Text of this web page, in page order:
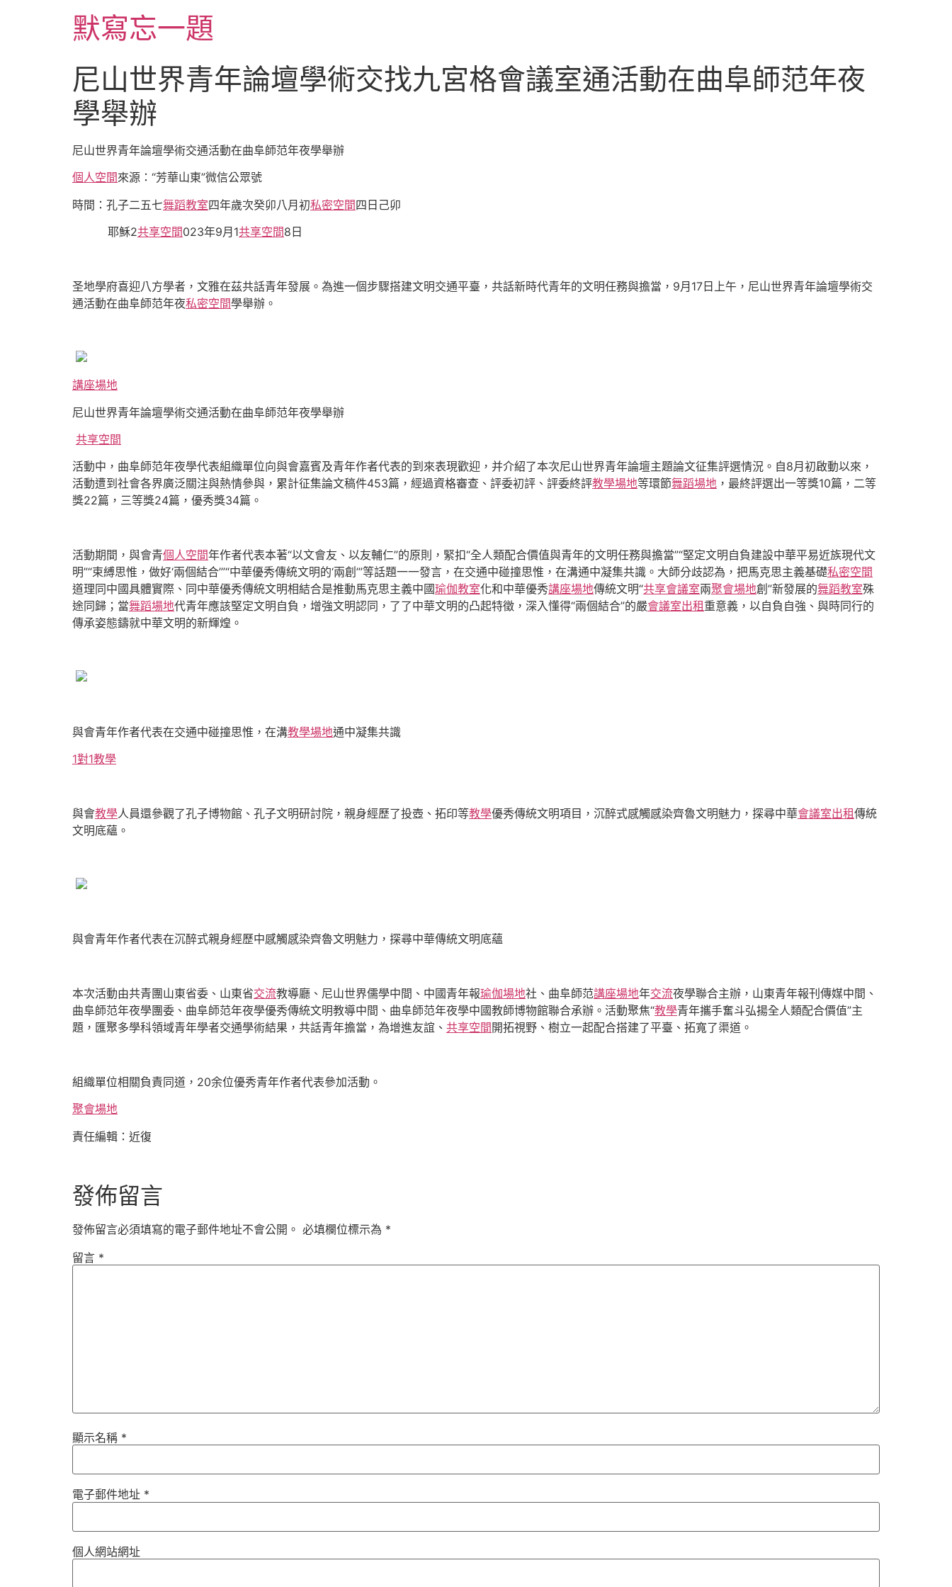
默寫忘一題
尼山世界青年論壇學術交找九宮格會議室通活動在曲阜師范年夜
學舉辦
尼山世界青年論壇學術交通活動在曲阜師范年夜學舉辦
個人空間來源：“芳華山東”微信公眾號
時間：孔子二五七舞蹈教室四年歲次癸卯八月初私密空間四日己卯
耶穌2共享空間023年9月1共享空間8日
圣地學府喜迎八方學者，文雅在茲共話青年發展。為進一個步驟搭建文明交通平臺，共話新時代青年的文明任務與擔當，9月17日上午，尼山世界青年論壇學術交
通活動在曲阜師范年夜私密空間學舉辦。
講座場地
尼山世界青年論壇學術交通活動在曲阜師范年夜學舉辦
共享空間
活動中，曲阜師范年夜學代表組織單位向與會嘉賓及青年作者代表的到來表現歡迎，并介紹了本次尼山世界青年論壇主題論文征集評選情況。自8月初啟動以來，
活動遭到社會各界廣泛關注與熱情參與，累計征集論文稿件453篇，經過資格審查、評委初評、評委終評教學場地等環節舞蹈場地 ，最終評選出一等獎10篇，二等
獎22篇，三等獎24篇，優秀獎34篇。
活動期間，與會青個人空間年作者代表本著“以文會友、以友輔仁”的原則，緊扣“全人類配合價值與青年的文明任務與擔當”“堅定文明自負建設中華平易近族現代文
明”“束縛思惟，做好‘兩個結合’”“中華優秀傳統文明的‘兩創’”等話題一一發言，在交通中碰撞思惟，在溝通中凝集共識。大師分歧認為，把馬克思主義基礎私密空間
道理同中國具體實際、同中華優秀傳統文明相結合是推動馬克思主義中國瑜伽教室化和中華優秀講座場地傳統文明“共享會議室兩聚會場地創”新發展的舞蹈教室殊
途同歸；當舞蹈場地代青年應該堅定文明自負，增強文明認同，了了中華文明的凸起特徵，深入懂得“兩個結合”的嚴會議室出租 重意義，以自負自強、與時同行的
傳承姿態鑄就中華文明的新輝煌。
與會青年作者代表在交通中碰撞思惟，在溝教學場地通中凝集共識
1對1教學
與會教學人員還參觀了孔子博物館、孔子文明研討院，親身經歷了投壺、拓印等教學優秀傳統文明項目，沉醉式感觸感染齊魯文明魅力，探尋中華會議室出租傳統
文明底蘊。
與會青年作者代表在沉醉式親身經歷中感觸感染齊魯文明魅力，探尋中華傳統文明底蘊
本次活動由共青團山東省委、山東省交流教導廳、尼山世界儒學中間、中國青年報瑜伽場地社、曲阜師范講座場地年交流夜學聯合主辦，山東青年報刊傳媒中間、
曲阜師范年夜學團委、曲阜師范年夜學優秀傳統文明教導中間、曲阜師范年夜學中國教師博物館聯合承辦。活動聚焦“教學青年攜手奮斗弘揚全人類配合價值”主
題，匯聚多學科領域青年學者交通學術結果，共話青年擔當，為增進友誼、 共享空間 開拓視野、樹立一起配合搭建了平臺、拓寬了渠道。
組織單位相關負責同道，20余位優秀青年作者代表參加活動。
聚會場地
責任編輯：近復
發佈留言
發佈留言必須填寫的電子郵件地址不會公開。 必填欄位標示為 *
留言 *
顯示名稱 *
電子郵件地址 *
個人網站網址